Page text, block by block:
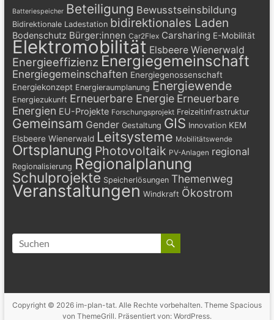
Batteriespeicher Beteiligung Bewusstseinsbildung
Bidirektionale Ladestation bidirektionales Laden
Bodenschutz Bürger:innen Car2Flex Carsharing E-Mobilität
Elektromobilität Elsbeere Wienerwald
Energieeffizienz Energiegemeinschaft
Energiegemeinschaften Energiegenossenschaft
Energiekonzept Energieraumplanung Energiewende
Energiezukunft Erneuerbare Energie Erneuerbare
Energien EU-Projekte Forschungsprojekt Freizeitinfrastruktur
Gemeinsam Gender Gestaltung GIS Innovation KEM
Elsbeere Wienerwald Leitsysteme Mobilitätswende
Ortsplanung Photovoltaik PV-Anlagen regional
Regionalisierung Regionalplanung
Schulprojekte Speicherlösungen Themenweg
Veranstaltungen Windkraft Ökostrom
Copyright © 2026 im-plan-tat. Alle Rechte vorbehalten. Theme Spacious
von ThemeGrill. Präsentiert von: WordPress.